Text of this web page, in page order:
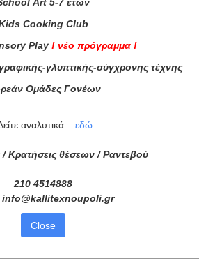
Όρους
Cooking Club
Play ! νέο πρόγραμμα !
γλυπτικής-σύγχρονης τέχνης
Ομάδες Γονέων
αναλυτικά: εδώ
Κρατήσεις θέσεων / Ραντεβού
210 4514888
info@kallitexnoupoli.gr
Close